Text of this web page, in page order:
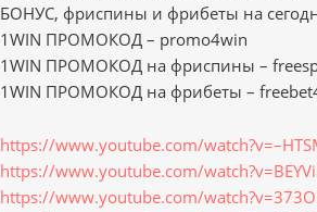
БОНУС, фриспины и фрибеты на
1WIN ПРОМОКОД – promo4win
1WIN ПРОМОКОД на фриспины –
1WIN ПРОМОКОД на фрибеты –
https://www.youtube.com/
https://www.youtube.com/
https://www.youtube.com/